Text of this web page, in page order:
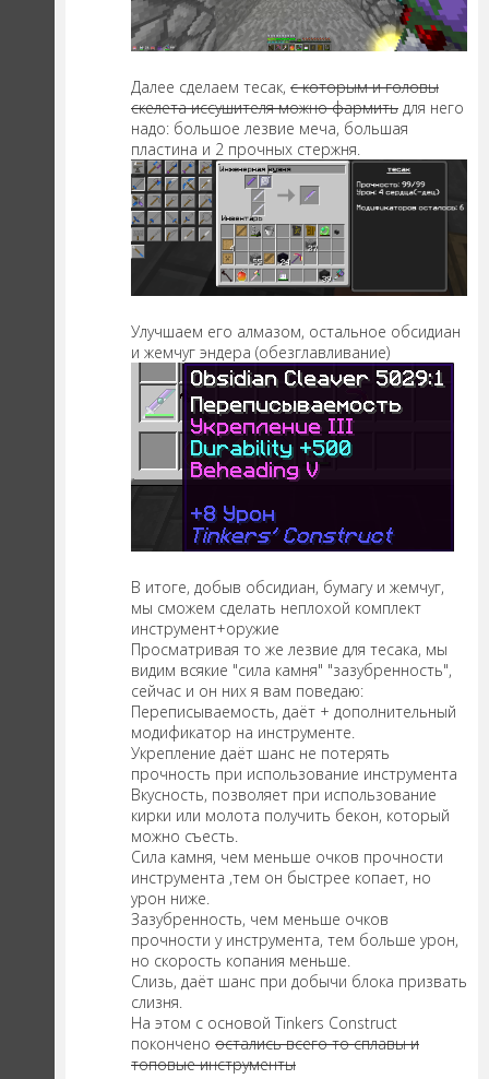
Далее сделаем тесак, с которым и головы
скелета иссушителя можно фармить для него
надо: большое лезвие меча, большая
пластина и 2 прочных стержня.
Улучшаем его алмазом, остальное обсидиан
и жемчуг эндера (обезглавливание)
В итоге, добыв обсидиан, бумагу и жемчуг,
мы сможем сделать неплохой комплект
инструмент+оружие
Просматривая то же лезвие для тесака, мы
видим всякие "сила камня" "зазубренность",
сейчас и он них я вам поведаю:
Переписываемость, даёт + дополнительный
модификатор на инструменте.
Укрепление даёт шанс не потерять
прочность при использование инструмента
Вкусность, позволяет при использование
кирки или молота получить бекон, который
можно съесть.
Сила камня, чем меньше очков прочности
инструмента ,тем он быстрее копает, но
урон ниже.
Зазубренность, чем меньше очков
прочности у инструмента, тем больше урон,
но скорость копания меньше.
Слизь, даёт шанс при добычи блока призвать
слизня.
На этом с основой Tinkers Construct
покончено остались всего то сплавы и
топовые инструменты